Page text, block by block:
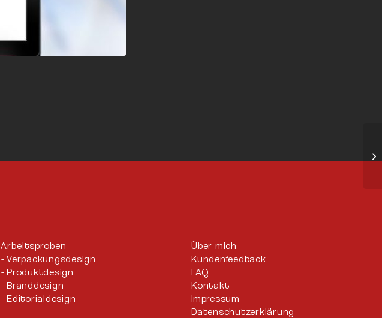
Arbeitsproben
Verpackungsdesign
Produktdesign
Branddesign
Editorialdesign
Über mich
Kundenfeedback
FAQ
Kontakt
Impressum
Datenschutzerklärung